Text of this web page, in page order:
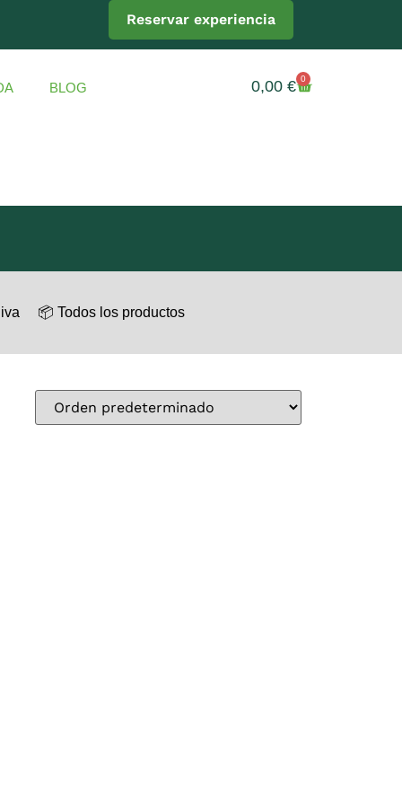
Reservar experiencia
BLOG 0,00€ 0
📦 Todos los productos